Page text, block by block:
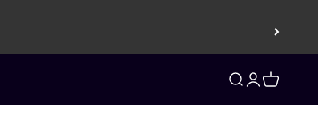
Åbn søgefunktion
ÅbnÅbn